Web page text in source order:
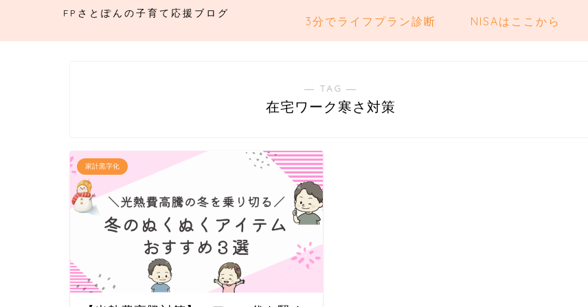
FPさとぽんの子育て応援ブログ
3分でライフプラン診断 NISAはここから
― TAG ―
在宅ワーク寒さ対策
家計黒字化